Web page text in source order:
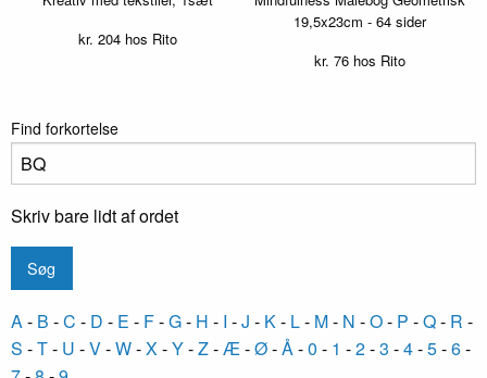
kr. 204hos Rito
19,5x23cm - 64 sider
kr. 76 hos Rito
Find forkortelse
Skriv bare lidt af ordet
A- B -C - D - E - F-G- H - I -J - K- L- M- N -O- P -Q- R -
S -T- U -V-W-X-Y-Z-Æ-Ø-Å-0 - 1 -2-3 -4-5-6-